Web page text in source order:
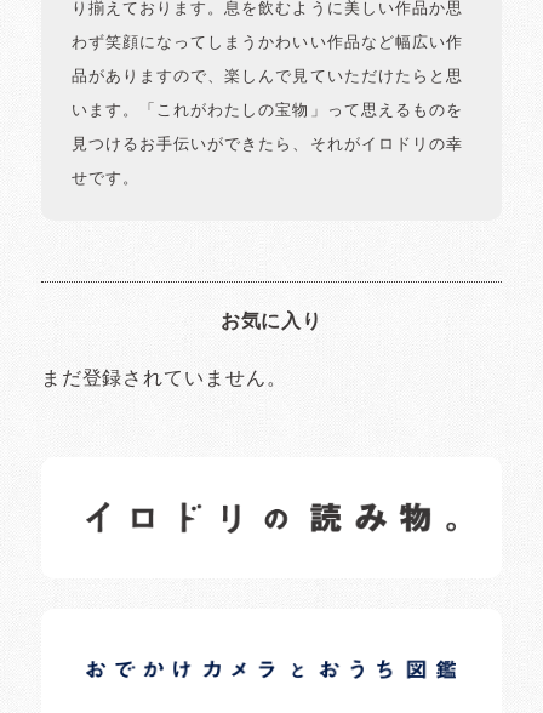
り揃えております。息を飲むように美しい作品か思
わず笑顔になってしまうかわいい作品など幅広い作
品がありますので、楽しんで見ていただけたらと思
います。「これがわたしの宝物」って思えるものを
見つけるお手伝いができたら、それがイロドリの幸
せです。
お気に入り
まだ登録されていません。
日常の様子など随時更新中です。
日常の様子など随時更新中です。